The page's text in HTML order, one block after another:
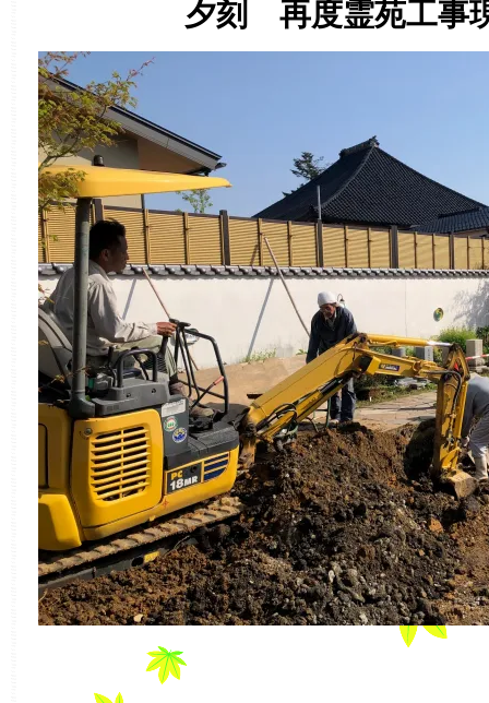
夕刻 再度霊苑工事